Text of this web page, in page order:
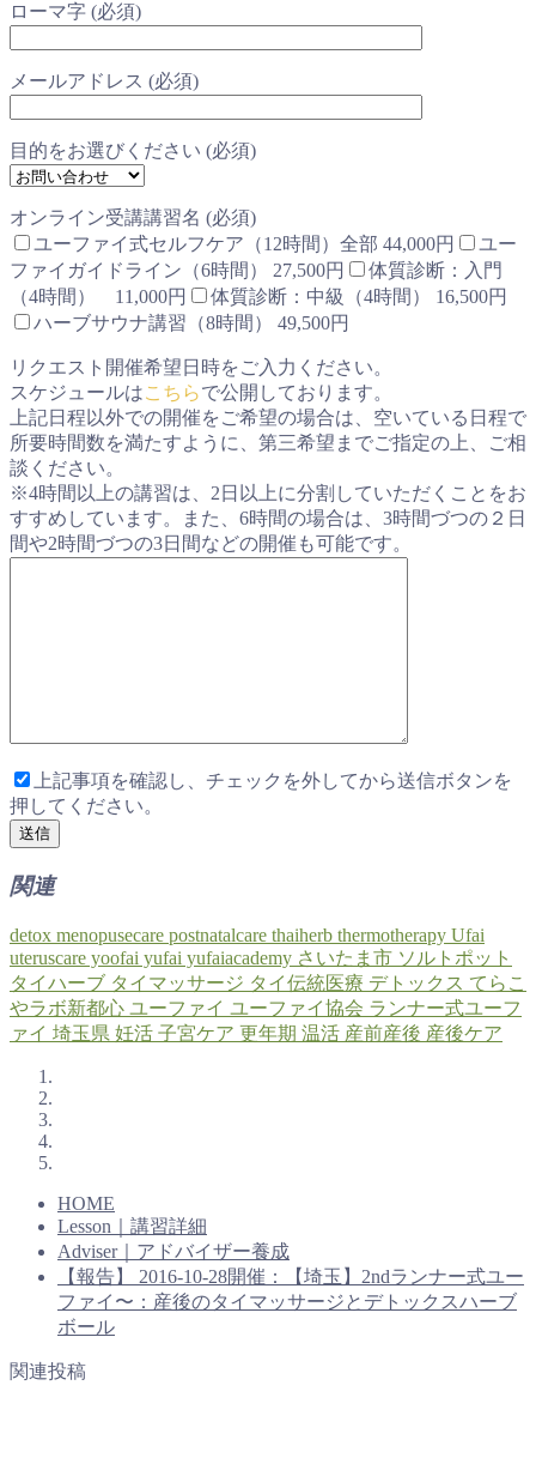
ローマ字 (必須)
メールアドレス (必須)
目的をお選びください (必須)
オンライン受講講習名 (必須)
ユーファイ式セルフケア（12時間）全部 44,000円
ユー
ファイガイドライン（6時間） 27,500円
体質診断：入門
（4時間） 11,000円
体質診断：中級（4時間） 16,500円
ハーブサウナ講習（8時間） 49,500円
リクエスト開催希望日時をご入力ください。
スケジュールはこちらで公開しております。
上記日程以外での開催をご希望の場合は、空いている日程で
所要時間数を満たすように、第三希望までご指定の上、ご相
談ください。
※4時間以上の講習は、2日以上に分割していただくことをお
すすめしています。また、6時間の場合は、3時間づつの２日
間や2時間づつの3日間などの開催も可能です。
上記事項を確認し、チェックを外してから送信ボタンを
押してください。
関連
detox menopusecare postnatalcare thaiherb thermotherapy Ufai
uteruscare yoofai yufai yufaiacademy さいたま市 ソルトポット
タイハーブ タイマッサージ タイ伝統医療 デトックス てらこ
やラボ新都心 ユーファイ ユーファイ協会 ランナー式ユーフ
ァイ 埼玉県 妊活 子宮ケア 更年期 温活 産前産後 産後ケア
HOME
Lesson｜講習詳細
Adviser｜アドバイザー養成
【報告】 2016-10-28開催：【埼玉】2ndランナー式ユー
ファイ〜：産後のタイマッサージとデトックスハーブ
ボール
関連投稿